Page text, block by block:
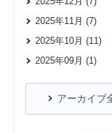
2025年11月 (7)
2025年10月 (11)
2025年09月 (1)
アーカイブ